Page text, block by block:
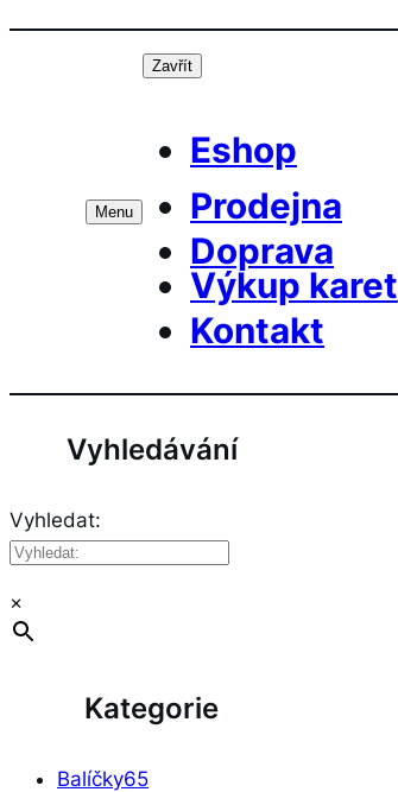
Přeskočit
Menu
Zavřít
Eshop
Prodejna
Doprava
Výkup karet
Kontakt
Vyhledávání
Vyhledat:
×
Kategorie
Balíčky65